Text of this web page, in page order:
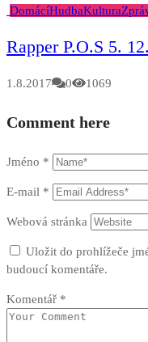
DomácíHudbaKultura
Rapper P.O.S 5.
1.8.2017 0 1069
Comment here
Jméno *
E-mail *
Webová stránka
Uložit do prohlížeče
budoucí komentáře.
Komentář *